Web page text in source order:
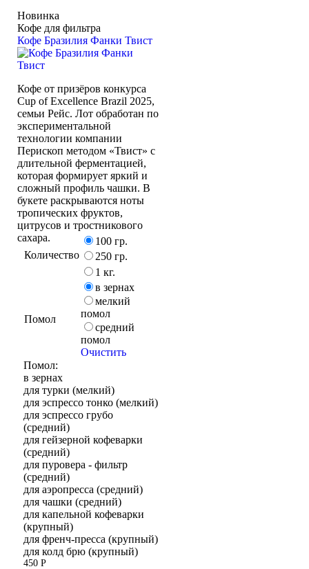
Новинка
Кофе для фильтра
Кофе Бразилия Фанки Твист
Кофе от призёров конкурса
Cup of Excellence Brazil 2025,
семьи Рейс. Лот обработан по
экспериментальной
технологии компании
Перископ методом «Твист» с
длительной ферментацией,
которая формирует яркий и
сложный профиль чашки. В
букете раскрываются ноты
тропических фруктов,
цитрусов и тростникового
сахара.
Количество
100 гр.
250 гр.
1 кг.
Помол
в зернах
мелкий
помол
средний
помол
Очистить
Помол:
в зернах
для турки (мелкий)
для эспрессо тонко (мелкий)
для эспрессо грубо
(средний)
для гейзерной кофеварки
(средний)
для пуровера - фильтр
(средний)
для аэропресса (средний)
для чашки (средний)
для капельной кофеварки
(крупный)
для френч-пресса (крупный)
для колд брю (крупный)
450 Р